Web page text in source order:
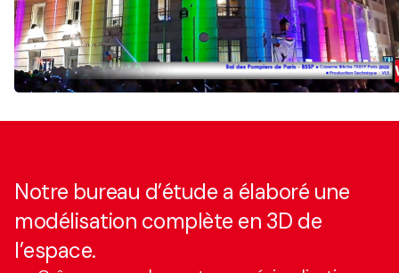
Notre bureau d’étude a élaboré une
modélisation complète en 3D de
l’espace.